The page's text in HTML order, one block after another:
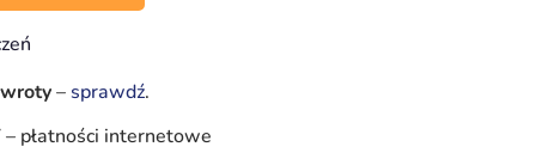
–sprawdź.
– płatności internetowe